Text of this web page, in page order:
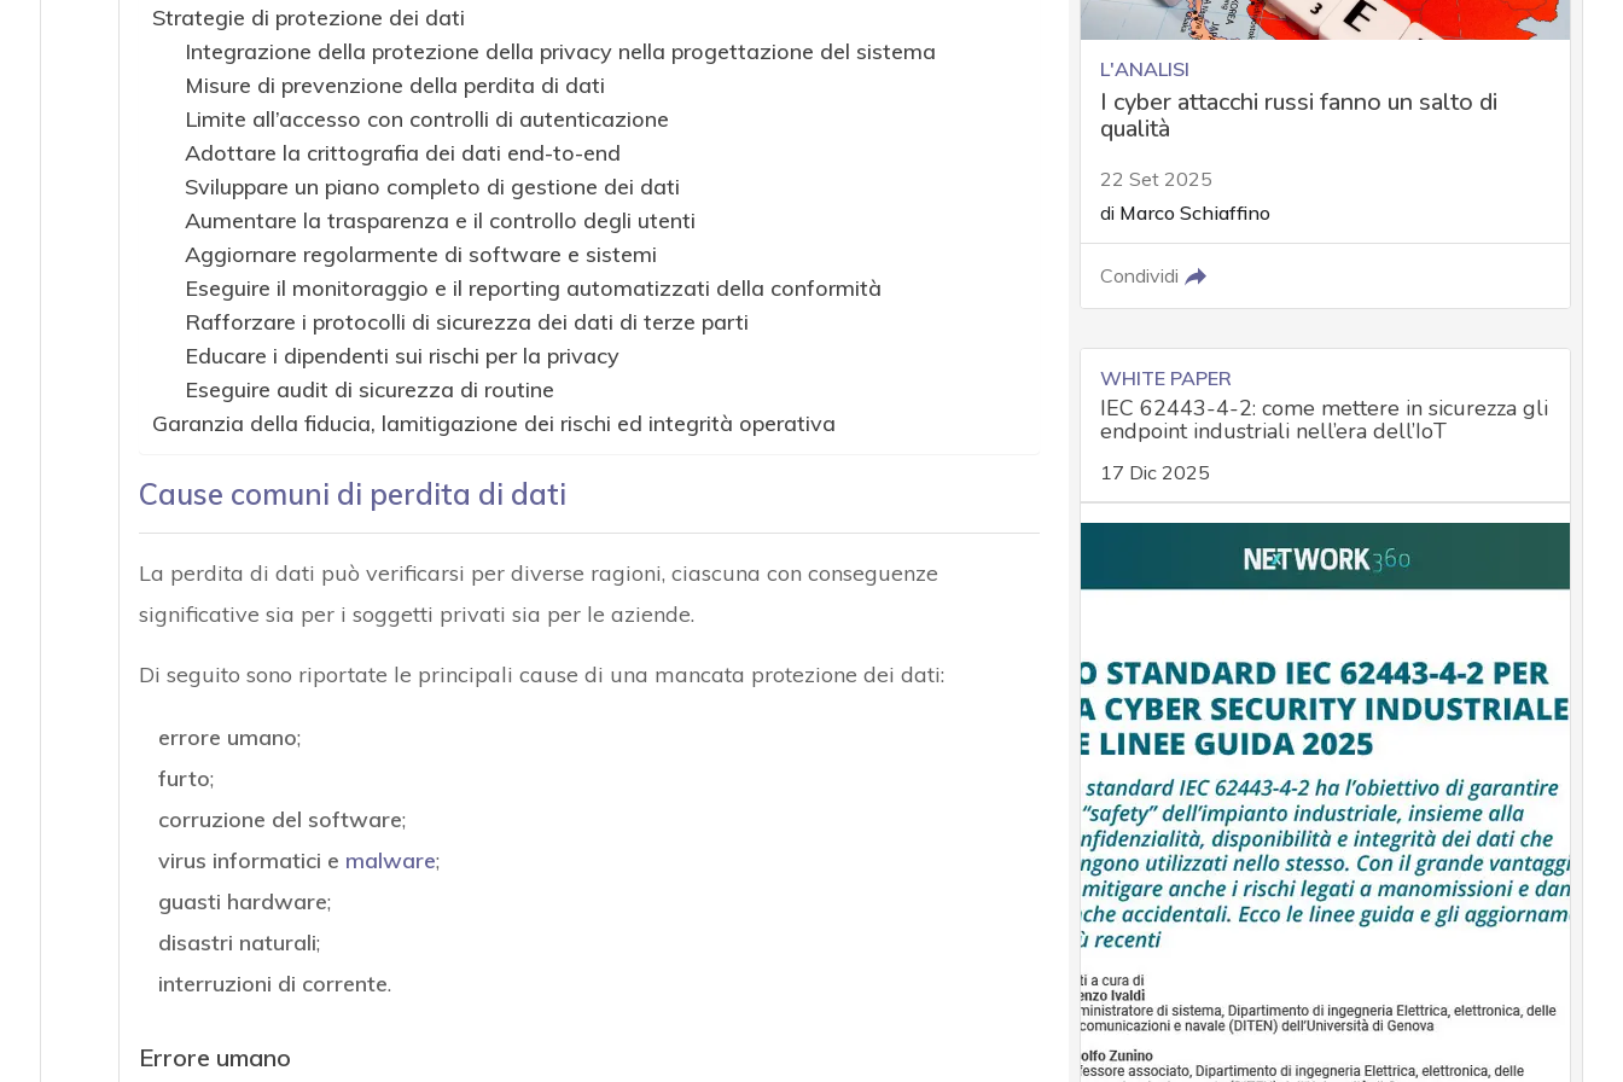
Strategie di protezione dei dati
Integrazione della protezione della privacy nella progettazione del sistema
Misure di prevenzione della perdita di dati
Limite all’accesso con controlli di autenticazione
Adottare la crittografia dei dati end-to-end
Sviluppare un piano completo di gestione dei dati
Aumentare la trasparenza e il controllo degli utenti
Aggiornare regolarmente di software e sistemi
Eseguire il monitoraggio e il reporting automatizzati della conformità
Rafforzare i protocolli di sicurezza dei dati di terze parti
Educare i dipendenti sui rischi per la privacy
Eseguire audit di sicurezza di routine
Garanzia della fiducia, lamitigazione dei rischi ed integrità operativa
Cause comuni di perdita di dati
La perdita di dati può verificarsi per diverse ragioni, ciascuna con conseguenze
significative sia per i soggetti privati sia per le aziende.
Di seguito sono riportate le principali cause di una mancata protezione dei dati:
errore umano;
furto;
corruzione del software;
virus informatici e malware;
guasti hardware;
disastri naturali;
interruzioni di corrente.
Errore umano
L'ANALISI
I cyber attacchi russi fanno un salto di
qualità
22 Set 2025
di Marco Schiaffino
Condividi
WHITE PAPER
IEC 62443-4-2: come mettere in sicurezza gli
endpoint industriali nell’era dell’IoT
17 Dic 2025